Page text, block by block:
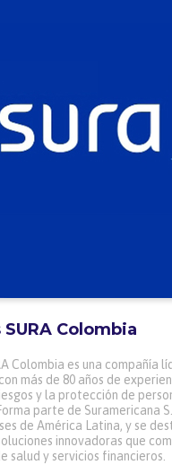
Colombia
Colombia es una compañía
más de 80 años de
y la protección de
parte de Suramericana
de América Latina, y se
innovadoras que
salud y servicios financieros.